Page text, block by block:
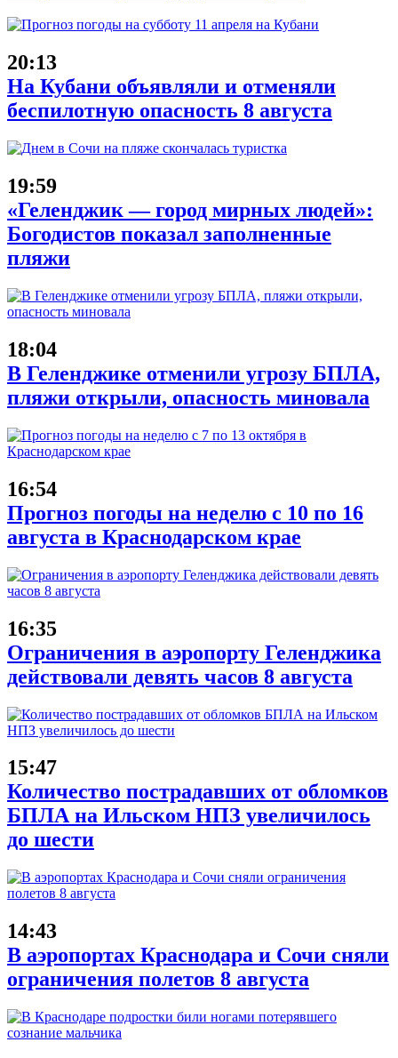
20:13
На Кубани объявляли и отменяли
беспилотную опасность 8 августа
19:59
«Геленджик — город мирных людей»:
Богодистов показал заполненные
пляжи
18:04
В Геленджике отменили угрозу БПЛА,
пляжи открыли, опасность миновала
16:54
Прогноз погоды на неделю с 10 по 16
августа в Краснодарском крае
16:35
Ограничения в аэропорту Геленджика
действовали девять часов 8 августа
15:47
Количество пострадавших от обломков
БПЛА на Ильском НПЗ увеличилось
до шести
14:43
В аэропортах Краснодара и Сочи сняли
ограничения полетов 8 августа